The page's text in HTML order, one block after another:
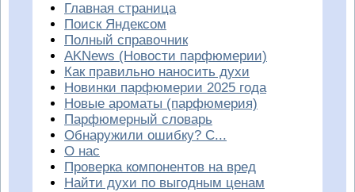
Главная страница
Поиск Яндексом
Полный справочник
AKNews (Новости парфюмерии)
Как правильно наносить духи
Новинки парфюмерии 2025 года
Новые ароматы (парфюмерия)
Парфюмерный словарь
Обнаружили ошибку? С...
О нас
Проверка компонентов на вред
Найти духи по выгодным ценам